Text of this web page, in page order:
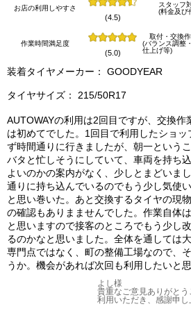
お店の利用しやすさ
(4.5)
スタッフ
(料金及び
作業時間満足度
(5.0)
取付・交換
(バランス調整
仕上げ等)
装着タイヤメーカー： GOODYEAR
タイヤサイズ： 215/50R17
AUTOWAYの利用は2回目ですが、交換作
は初めてでした。1回目で利用したショッ
ず時間通りに行きましたが、朝一という
バタと忙しそうにしていて、車両を持ち
よいのかの案内がなく、少しとまどいま
通りに持ち込んでいるのでもう少し気使
と思い巻いた。あと交換するタイヤの現
の確認もありまませんでした。作業自体
と思いますので接客のところでもう少し
るのかなと思いました。全体を通しては
専門点ではなく、町の整備工場なので、
うか。機会があれば次回も利用したいと思
よし様
貴重なご意見ありがと
利用いただき、感謝申し